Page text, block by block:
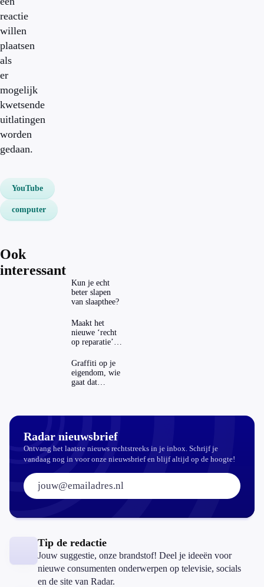
reactie
willen
plaatsen
als
er
mogelijk
kwetsende
uitlatingen
worden
gedaan.
YouTube
computer
Ook
interessant
Kun je echt
beter slapen
van slaapthee?
Maakt het
nieuwe ‘recht
op reparatie’
echt
aantrekkelijker?
Graffiti op je
eigendom, wie
gaat dat
Radar nieuwsbrief
Ontvang het laatste nieuws rechtstreeks in je inbox. Schrijf je
vandaag nog in voor onze nieuwsbrief en blijf altijd op de hoogte!
E-mailadres:
Tip de redactie
Jouw suggestie, onze brandstof! Deel je ideeën voor
nieuwe consumenten onderwerpen op televisie, socials
en de site van Radar.